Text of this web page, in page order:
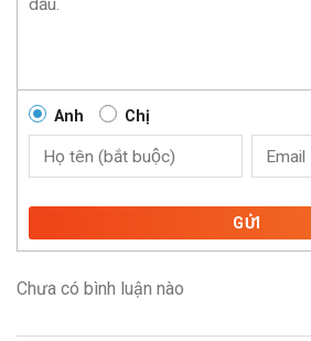
Anh Chị
GỬI
Chưa có bình luận nào